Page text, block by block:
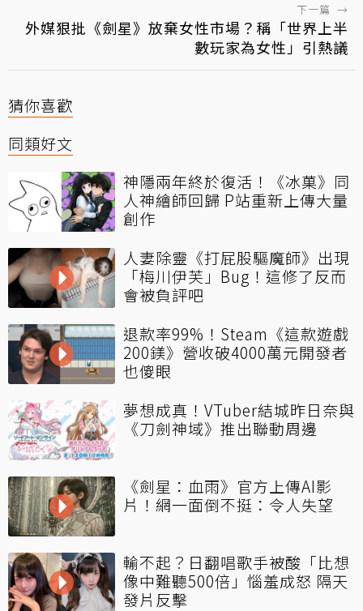
下一篇 →
外媒狠批《劍星》放棄女性市場？稱「世界上半
數玩家為女性」引熱議
猜你喜歡
同類好文
神隱兩年終於復活！《冰菓》同
人神繪師回歸 P站重新上傳大量
創作
人妻除靈《打屁股驅魔師》出現
「梅川伊芙」Bug！這修了反而
會被負評吧
退款率99%！Steam《這款遊戲
200鎂》營收破4000萬元開發者
也傻眼
夢想成真！VTuber結城昨日奈與
《刀劍神域》推出聯動周邊
《劍星：血雨》官方上傳AI影
片！網一面倒不挺：令人失望
輸不起？日翻唱歌手被酸「比想
像中難聽500倍」惱羞成怒 隔天
發片反擊